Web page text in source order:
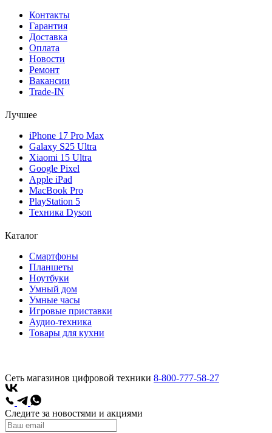
Контакты
Гарантия
Доставка
Оплата
Новости
Ремонт
Вакансии
Trade-IN
Лучшее
iPhone 17 Pro Max
Galaxy S25 Ultra
Xiaomi 15 Ultra
Google Pixel
Apple iPad
MacBook Pro
PlayStation 5
Техника Dyson
Каталог
Смартфоны
Планшеты
Ноутбуки
Умный дом
Умные часы
Игровые приставки
Аудио-техника
Товары для кухни
Сеть магазинов цифровой техники 8-800-777-58-27
Следите за новостями и акциями